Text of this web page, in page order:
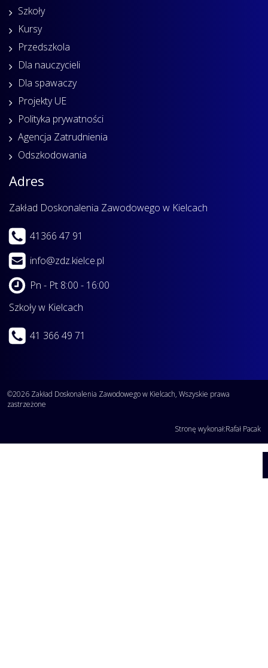
Szkoły
Kursy
Przedszkola
Dla nauczycieli
Dla spawaczy
Projekty UE
Polityka prywatności
Agencja Zatrudnienia
Odszkodowania
Adres
Zakład Doskonalenia Zawodowego w Kielcach
41366 47 91
info@zdz.kielce.pl
Pn - Pt 8:00 - 16:00
Szkoły w Kielcach
41 366 49 71
©2026 Zakład Doskonalenia Zawodowego w Kielcach, Wszyskie prawa
zastrzeżone
Stronę wykonał:Rafał Pacak